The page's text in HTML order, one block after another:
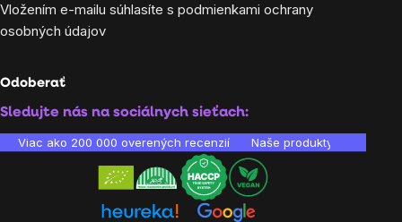
Vložením e-mailu súhlasíte s podmienkami ochrany
osobných údajov
Odoberať
Sledujte nás na sociálnych sieťach:
Viac ako 200 000 overených recenzií Naše produkty sú